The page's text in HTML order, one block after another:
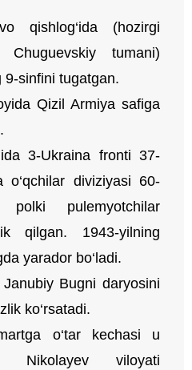
qishlog‘ida (hozirgi
Chuguevskiy tumani)
9-sinfini tugatgan.
Qizil Armiya safiga
3-Ukraina fronti 37-
o‘qchilar diviziyasi 60-
polki pulemyotchilar
qilgan. 1943-yilning
yarador bo‘ladi.
Bugni daryosini
ko‘rsatadi.
o‘tar kechasi u
Nikolayev viloyati